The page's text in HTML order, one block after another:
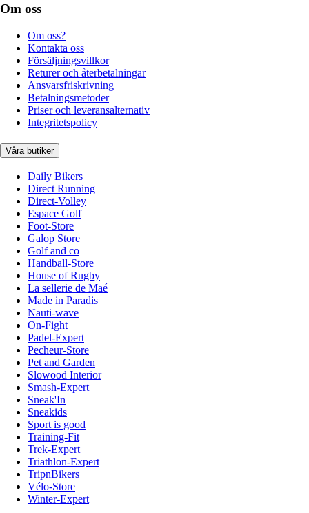
Om oss
Om oss?
Kontakta oss
Försäljningsvillkor
Returer och återbetalningar
Ansvarsfriskrivning
Betalningsmetoder
Priser och leveransalternativ
Integritetspolicy
Våra butiker
Daily Bikers
Direct Running
Direct-Volley
Espace Golf
Foot-Store
Galop Store
Golf and co
Handball-Store
House of Rugby
La sellerie de Maé
Made in Paradis
Nauti-wave
On-Fight
Padel-Expert
Pecheur-Store
Pet and Garden
Slowood Interior
Smash-Expert
Sneak'In
Sneakids
Sport is good
Training-Fit
Trek-Expert
Triathlon-Expert
TripnBikers
Vélo-Store
Winter-Expert